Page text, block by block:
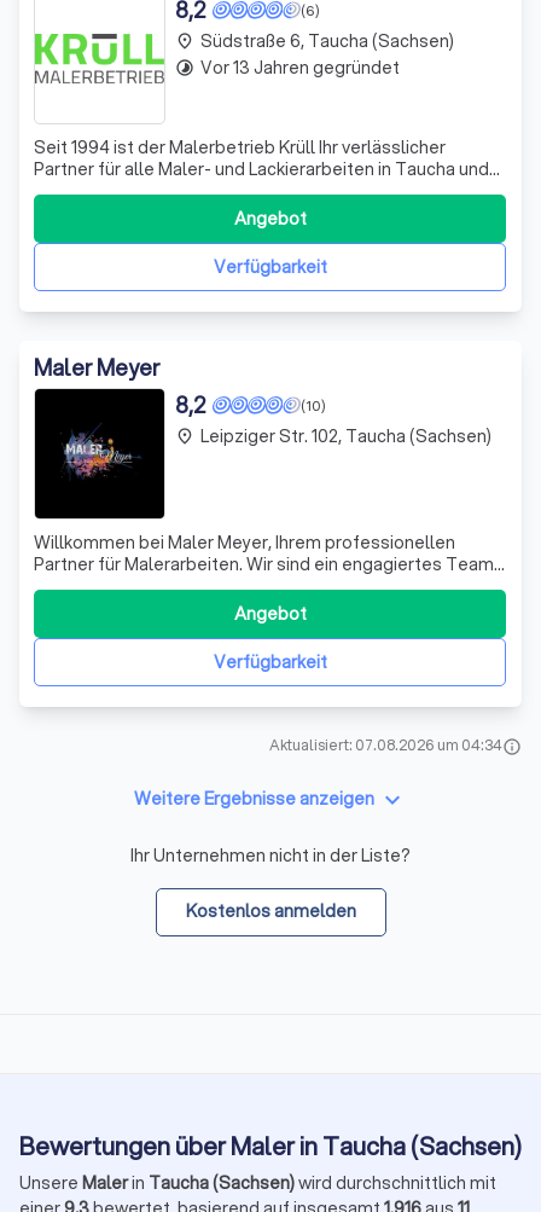
(6)
8,2
Seit 1994 ist der Malerbetrieb Krüll Ihr verlässlicher
Partner für alle Maler- und Lackierarbeiten in Taucha und
Umgebung. Unser engagiertes Team aus 15 Mitarbeitern
deckt mit Leidenschaft und Präzision alle Bereiche von
Boden, Wand und Decke bis hin zur Außenfassade ab.
Dabei legen wir großen WertVerfügbarkeit
Angebot
place Südstraße 6, Taucha (Sachsen)
timelapse Vor 13 Jahren gegründet
Maler Meyer
(10)
8,2
Willkommen bei Maler Meyer, Ihrem professionellen
Partner für Malerarbeiten. Wir sind ein engagiertes Team,
das sich auf die Gestaltung und Umsetzung von
Farbkonzepten spezialisiert hat. Unsere Arbeit zeichnet
sich durch hohe Qualitätsstandards und Liebe zum Detail
aus. Wir sind gerade dabei, unsere
Verfügbarkeit
Angebot
place Leipziger Str. 102, Taucha (Sachsen)
Aktualisiert: 07.08.2026 um 04:34info
Weitere Ergebnisse anzeigen keyboard_arrow_down
Ihr Unternehmen nicht in der Liste?
Kostenlos anmelden
Bewertungen über Maler in Taucha (Sachsen)
Unsere Malerin Taucha (Sachsen)wird durchschnittlich mit